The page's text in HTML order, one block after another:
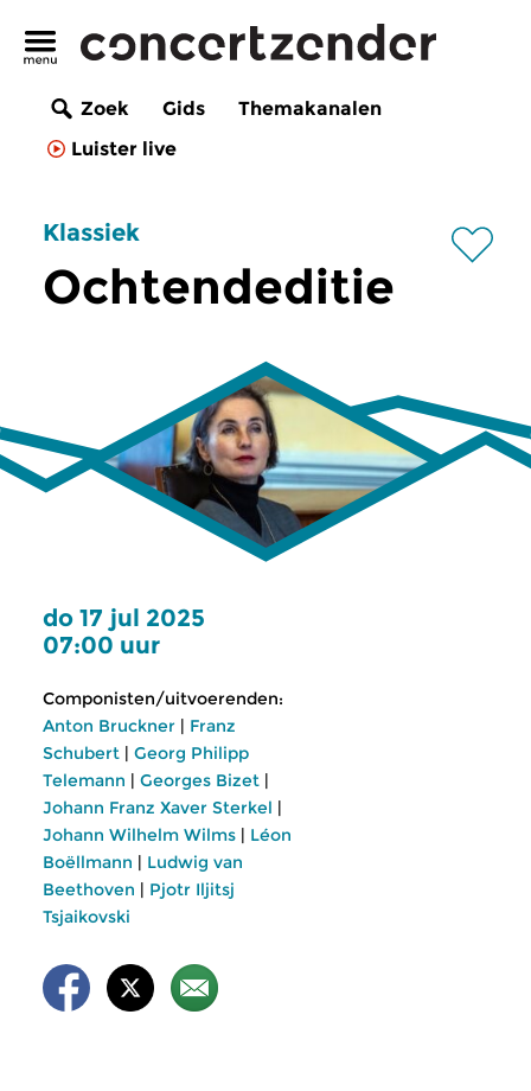
Zoek Gids
Themakanalen
Luister live
Klassiek
Ochtendeditie
do 17 jul 2025
07:00 uur
Componisten/uitvoerenden:
Anton Bruckner | Franz
Schubert | Georg Philipp
Telemann | Georges Bizet |
Johann Franz Xaver Sterkel |
Johann Wilhelm Wilms | Léon
Boëllmann | Ludwig van
Beethoven | Pjotr Iljitsj
Tsjaikovski